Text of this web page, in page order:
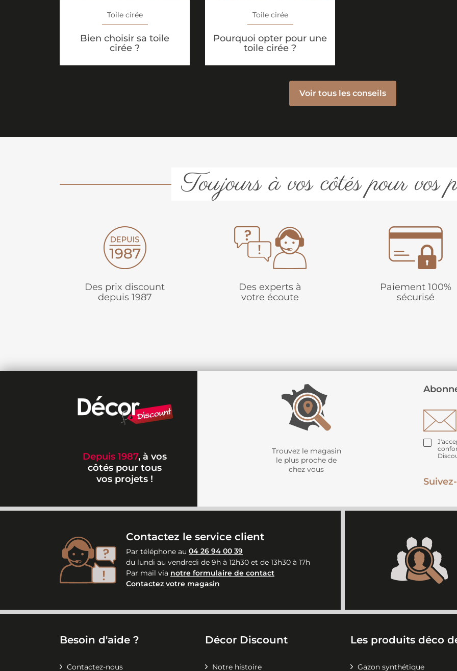
Toile cirée
Bien choisir sa toile
cirée ?
Toile cirée
Pourquoi opter pour une
toile cirée ?
Voir tous les conseils
Toujours à vos côtés pour vos
Des prix discount
depuis 1987
Des experts à
votre écoute
Paiement 100%
sécurisé
Depuis 1987, à vos
côtés pour tous
vos projets !
Trouvez le magasin
le plus proche de
chez vous
Contactez le service client
Par téléphone au 04 26 94 00 39
du lundi au vendredi de 9h à 12h30 et de 13h30 à 17h
Par mail via notre formulaire de contact
Contactez votre magasin
Besoin d'aide ?
Contactez-nous
Décor Discount
Notre histoire
Les produits déco
Gazon synthétique